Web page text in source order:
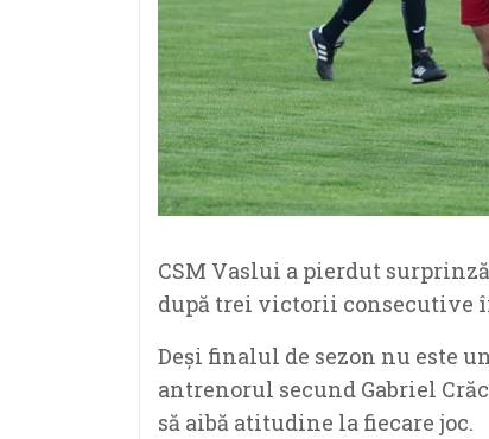
CSM Vaslui a pierdut
după trei victorii consecutive
Deși finalul de sezon nu este
antrenorul secund Gabriel
să aibă atitudine la fiecare joc.